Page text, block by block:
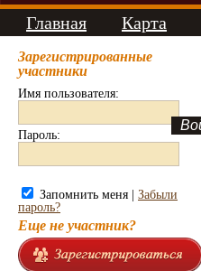
Главная Карта
Зарегистрированные
участники
Имя пользователя:
Пароль:
Запомнить меня | Забыли
пароль?
Еще не участник?